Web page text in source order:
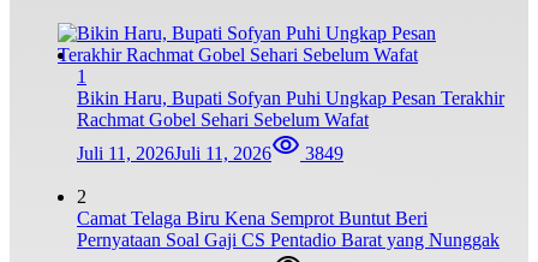
1
Bikin Haru, Bupati Sofyan Puhi Ungkap Pesan Terakhir
Rachmat Gobel Sehari Sebelum Wafat
Juli 11, 2026Juli 11, 2026 3849
2
Camat Telaga Biru Kena Semprot Buntut Beri
Pernyataan Soal Gaji CS Pentadio Barat yang Nunggak